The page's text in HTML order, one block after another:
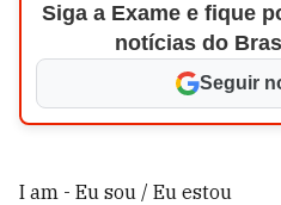
Siga a Exame e fique
notícias do
Seguir
I am - Eu sou / Eu estou